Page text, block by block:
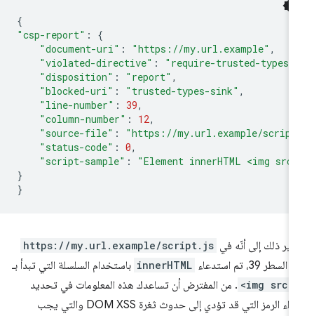
"csp-report"
"document-uri": "https://my.url.example"
"violated-directive" : "require-trusted-
"disposition" : "report"
"blocked-uri" : "trusted-types-sink"
"line-number":
"column-number" :
"source-file": "https://my.url.example/
"status-code":
"script-sample": "Element innerHTML <img
ذلك إلى أنّه في https://my.url.example/script.js
39، تم استدعاء innerHTML باستخدام السلسلة التي تبدأ بـ
<img . من المفترض أن تساعدك هذه المعلومات في تحديد
أجزاء الرمز التي قد تؤدي إلى حدوث ثغرة DOM XSS والتي يجب